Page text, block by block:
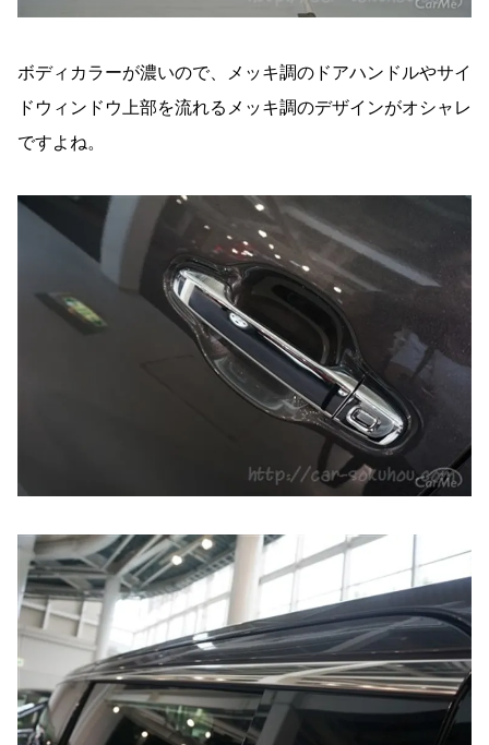
ボディカラーが濃いので、メッキ調のドアハンドルやサイ
ドウィンドウ上部を流れるメッキ調のデザインがオシャレ
ですよね。